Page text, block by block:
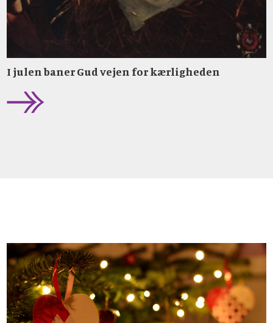
I julen baner Gud vejen for kærligheden